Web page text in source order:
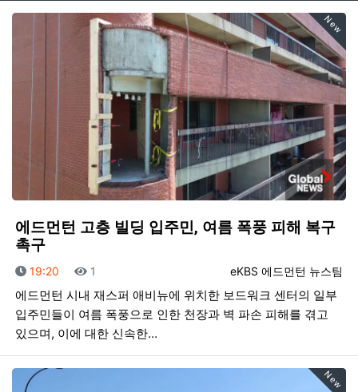
New
에드먼턴 고층 빌딩 입주민, 여름 폭풍 피해 복구
촉구
등록자
eKBS 에드먼턴 뉴스팀
등록일
19:20 조회
1
에드먼턴 시내 재스퍼 애비뉴에 위치한 보드워크 센터의 일부
입주민들이 여름 폭풍으로 인한 천장과 벽 파손 피해를 겪고
있으며, 이에 대한 신속한…
New